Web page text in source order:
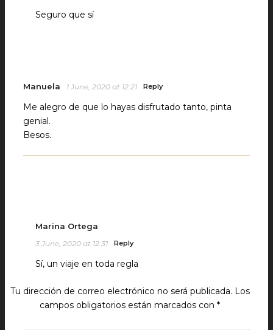
Seguro que sí
Manuela 1 June, 2020 at 12:21 Reply
Me alegro de que lo hayas disfrutado tanto, pinta
genial.
Besos.
Marina Ortega
3 June, 2020 at 12:31 Reply
Sí, un viaje en toda regla
Tu dirección de correo electrónico no será publicada. Los
campos obligatorios están marcados con*